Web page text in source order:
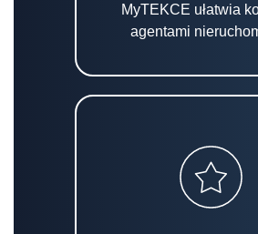
MyTEKCE ułatwia
agentami